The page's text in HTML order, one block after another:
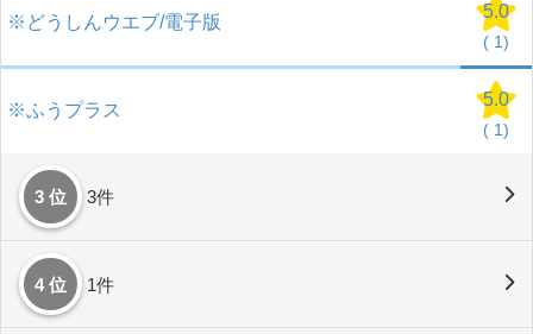
※どうしんウエブ/電子版
5.0
( 1)
※ふうプラス
5.0
( 1)
3 位 3件
4 位 1件